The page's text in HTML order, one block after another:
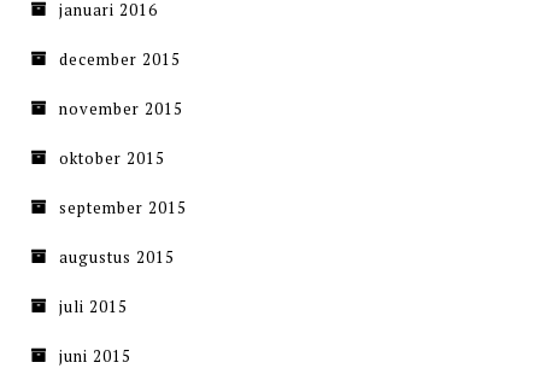
januari 2016
december 2015
november 2015
oktober 2015
september 2015
augustus 2015
juli 2015
juni 2015